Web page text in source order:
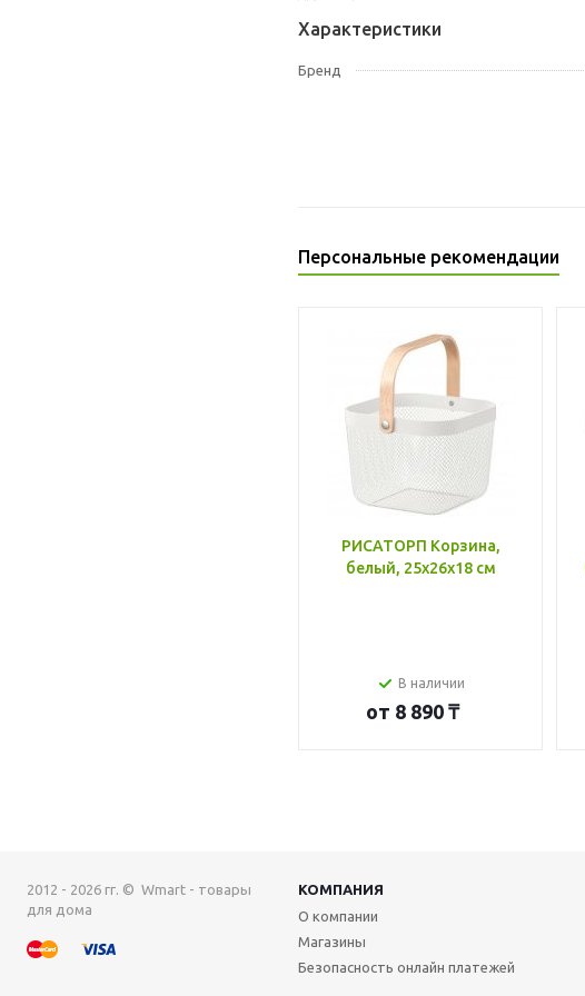
Характеристики
Бренд
Персональные рекомендации
РИСАТОРП Корзина,
белый, 25x26x18 см
В наличии
от 8 890 ₸
2012 - 2026 гг. © Wmart - товары
для дома
КОМПАНИЯ
О компании
Магазины
Безопасность онлайн платежей